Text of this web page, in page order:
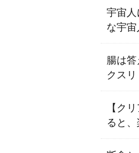
宇宙
な宇
腸は
クスリ
【ク
ると